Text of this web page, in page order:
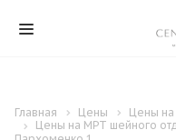
Главная Цены
Цены на
Цены на МРТ шейного